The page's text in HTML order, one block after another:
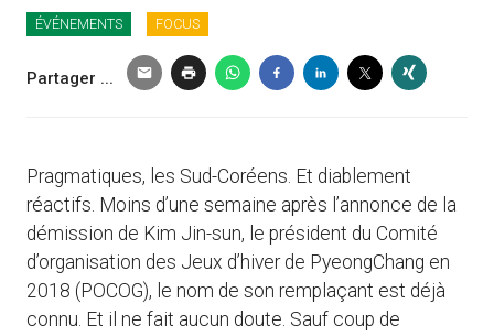
ÉVÉNEMENTS FOCUS
Partager ...
Pragmatiques, les Sud-Coréens. Et diablement
réactifs. Moins d’une semaine après l’annonce de la
démission de Kim Jin-sun, le président du Comité
d’organisation des Jeux d’hiver de PyeongChang en
2018 (POCOG), le nom de son remplaçant est déjà
connu. Et il ne fait aucun doute. Sauf coup de